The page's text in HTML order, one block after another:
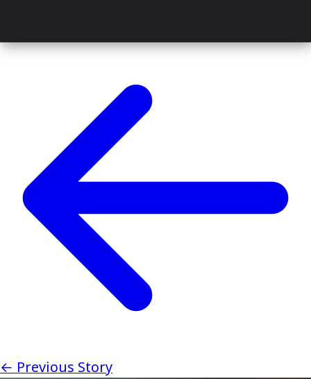
← Previous Story